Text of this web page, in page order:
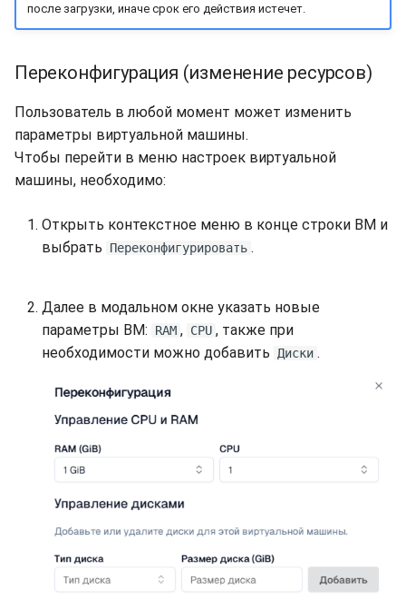
после загрузки, иначе срок его действия истечет.
Переконфигурация (изменение ресурсов)
Пользователь в любой момент может изменить
параметры виртуальной машины.
Чтобы перейти в меню настроек виртуальной
машины, необходимо:
Открыть контекстное меню в конце строки ВМ и
выбрать
Переконфигурировать .
Далее в модальном окне указать новые
параметры ВМ:
RAM , CPU , также при
необходимости можно добавить Диски .